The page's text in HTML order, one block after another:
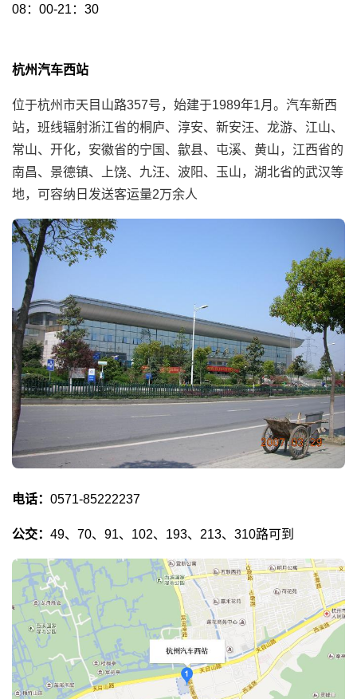
08：00-21：30
杭州汽车西站
位于杭州市天目山路357号，始建于1989年1月。汽车新西
站，班线辐射浙江省的桐庐、淳安、新安汪、龙游、江山、
常山、开化，安徽省的宁国、歙县、屯溪、黄山，江西省的
南昌、景德镇、上饶、九汪、波阳、玉山，湖北省的武汉等
地，可容纳日发送客运量2万余人
电话： 0571-85222237
公交： 49、70、91、102、193、213、310路可到